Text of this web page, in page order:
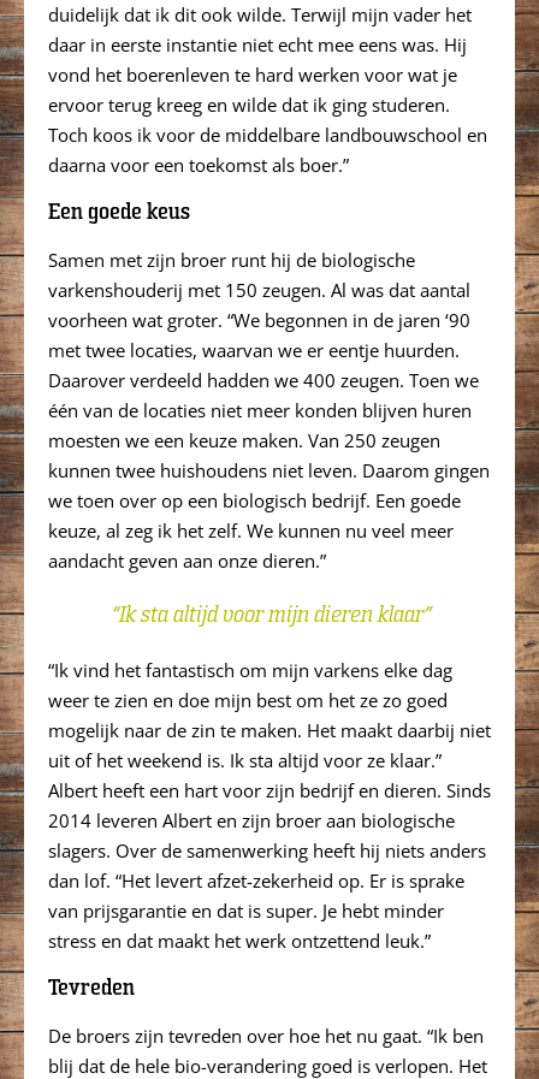
duidelijk dat ik dit ook wilde. Terwijl mijn vader het
daar in eerste instantie niet echt mee eens was. Hij
vond het boerenleven te hard werken voor wat je
ervoor terug kreeg en wilde dat ik ging studeren.
Toch koos ik voor de middelbare landbouwschool en
daarna voor een toekomst als boer.”
Een goede keus
Samen met zijn broer runt hij de biologische
varkenshouderij met 150 zeugen. Al was dat aantal
voorheen wat groter. “We begonnen in de jaren ‘90
met twee locaties, waarvan we er eentje huurden.
Daarover verdeeld hadden we 400 zeugen. Toen we
één van de locaties niet meer konden blijven huren
moesten we een keuze maken. Van 250 zeugen
kunnen twee huishoudens niet leven. Daarom gingen
we toen over op een biologisch bedrijf. Een goede
keuze, al zeg ik het zelf. We kunnen nu veel meer
aandacht geven aan onze dieren.”
“Ik sta altijd voor mijn dieren klaar”
“Ik vind het fantastisch om mijn varkens elke dag
weer te zien en doe mijn best om het ze zo goed
mogelijk naar de zin te maken. Het maakt daarbij niet
uit of het weekend is. Ik sta altijd voor ze klaar.”
Albert heeft een hart voor zijn bedrijf en dieren. Sinds
2014 leveren Albert en zijn broer aan biologische
slagers. Over de samenwerking heeft hij niets anders
dan lof. “Het levert afzet-zekerheid op. Er is sprake
van prijsgarantie en dat is super. Je hebt minder
stress en dat maakt het werk ontzettend leuk.”
Tevreden
De broers zijn tevreden over hoe het nu gaat. “Ik ben
blij dat de hele bio-verandering goed is verlopen. Het